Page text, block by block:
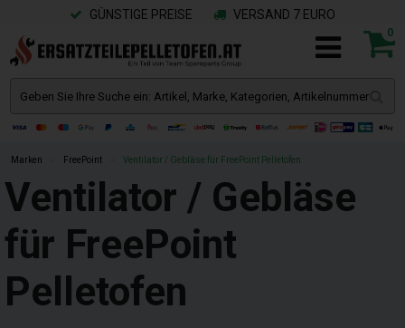
GÜNSTIGE PREISE VERSAND 7 EURO
0
Marken FreePoint Ventilator / Gebläse für FreePoint Pelletofen
Ventilator / Gebläse
für FreePoint
Pelletofen